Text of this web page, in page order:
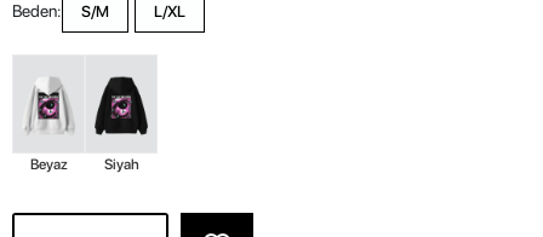
Beden: S/M L/XL
Beyaz Siyah